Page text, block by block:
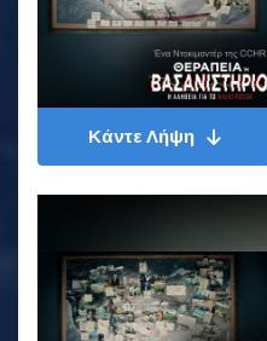
Κάντε Λήψη